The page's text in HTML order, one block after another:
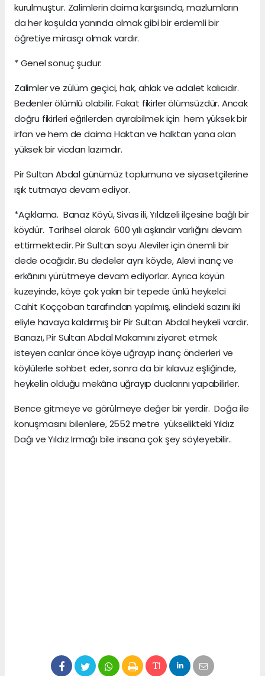
kurulmuştur. Zalimlerin daima karşısında, mazlumların
da her koşulda yanında olmak gibi bir erdemli bir
öğretiye mirasçı olmak vardır.
* Genel sonuç şudur:
Zalimler ve zülüm geçici, hak, ahlak ve adalet kalıcıdır.
Bedenler ölümlü olabilir. Fakat fikirler ölümsüzdür. Ancak
doğru fikirleri eğrilerden ayırabilmek için hem yüksek bir
irfan ve hem de daima Haktan ve halktan yana olan
yüksek bir vicdan lazımdır.
Pir Sultan Abdal günümüz toplumuna ve siyasetçilerine
ışık tutmaya devam ediyor.
*Açıklama. Banaz Köyü, Sivas ili, Yıldızeli ilçesine bağlı bir
köydür. Tarihsel olarak 600 yılı aşkındır varlığını devam
ettirmektedir. Pir Sultan soyu Aleviler için önemli bir
dede ocağıdır. Bu dedeler aynı köyde, Alevi inanç ve
erkânını yürütmeye devam ediyorlar. Ayrıca köyün
kuzeyinde, köye çok yakın bir tepede ünlü heykelci
Cahit Koççoban tarafından yapılmış, elindeki sazını iki
eliyle havaya kaldırmış bir Pir Sultan Abdal heykeli vardır.
Banazı, Pir Sultan Abdal Makamını ziyaret etmek
isteyen canlar önce köye uğrayıp inanç önderleri ve
köylülerle sohbet eder, sonra da bir kılavuz eşliğinde,
heykelin olduğu mekâna uğrayıp dualarını yapabilirler.
Bence gitmeye ve görülmeye değer bir yerdir. Doğa ile
konuşmasını bilenlere, 2552 metre yükselikteki Yıldız
Dağı ve Yıldız Irmağı bile insana çok şey söyleyebilir..